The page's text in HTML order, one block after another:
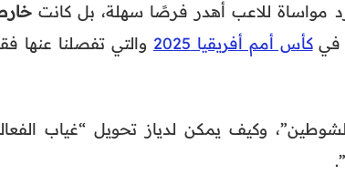
مواساة للاعب أهدر فرصًا سهلة، بل كانت
فيكأس أمم أفريقيا 2025
والتي تفصلنا عنها
وكيف يمكن لدياز تحويل “غياب